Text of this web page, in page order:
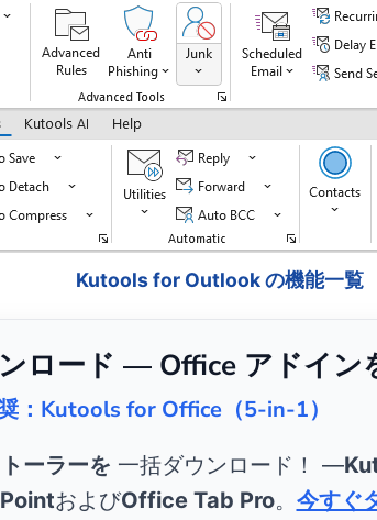
Kutools for Outlook の機能一覧
ロード — Office アドイン
：Kutools for Office（5-in-1）
ーラーを 一括ダウンロード！ ―
およびOffice Tab Pro。 今すぐ